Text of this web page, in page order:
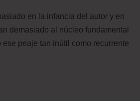
en la infancia del autor y en
demasiado al núcleo fundamental
peaje tan inútil como recurrente